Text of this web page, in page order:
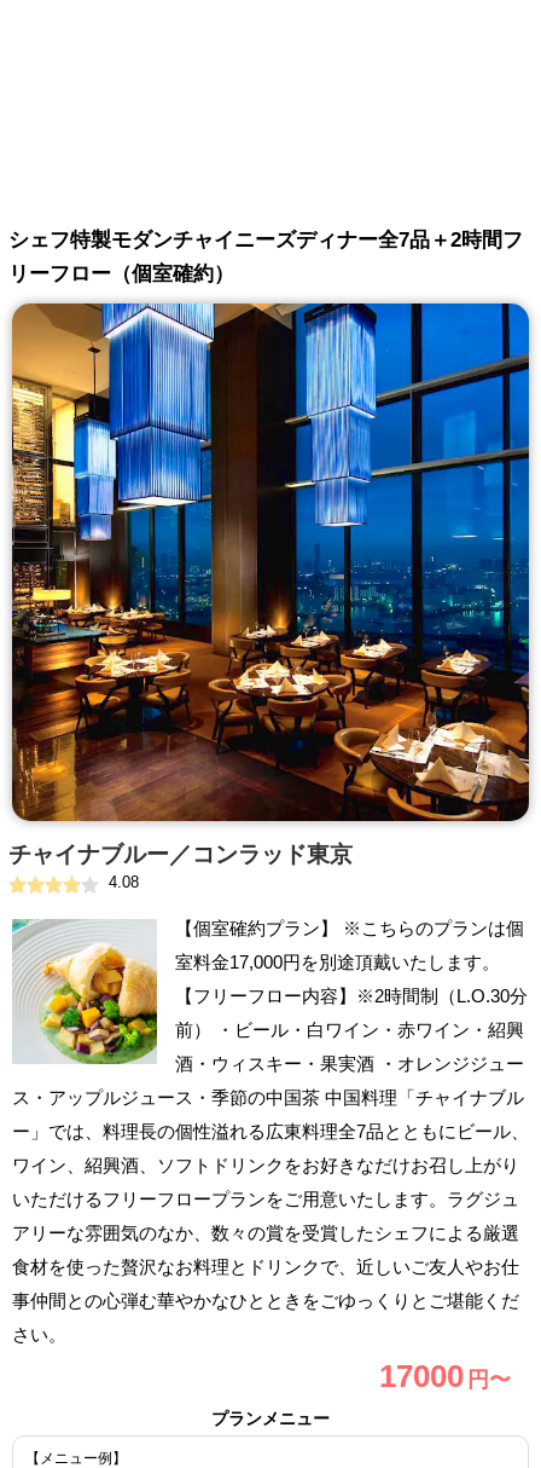
シェフ特製モダンチャイニーズディナー全7品＋2時間フ
リーフロー（個室確約）
チャイナブルー／コンラッド東京
4.08
【個室確約プラン】 ※こちらのプランは個
室料金17,000円を別途頂戴いたします。
【フリーフロー内容】※2時間制（L.O.30分
前） ・ビール・白ワイン・赤ワイン・紹興
酒・ウィスキー・果実酒 ・オレンジジュー
ス・アップルジュース・季節の中国茶 中国料理「チャイナブル
ー」では、料理長の個性溢れる広東料理全7品とともにビール、
ワイン、紹興酒、ソフトドリンクをお好きなだけお召し上がり
いただけるフリーフロープランをご用意いたします。ラグジュ
アリーな雰囲気のなか、数々の賞を受賞したシェフによる厳選
食材を使った贅沢なお料理とドリンクで、近しいご友人やお仕
事仲間との心弾む華やかなひとときをごゆっくりとご堪能くだ
さい。
17000 円〜
プランメニュー
【メニュー例】